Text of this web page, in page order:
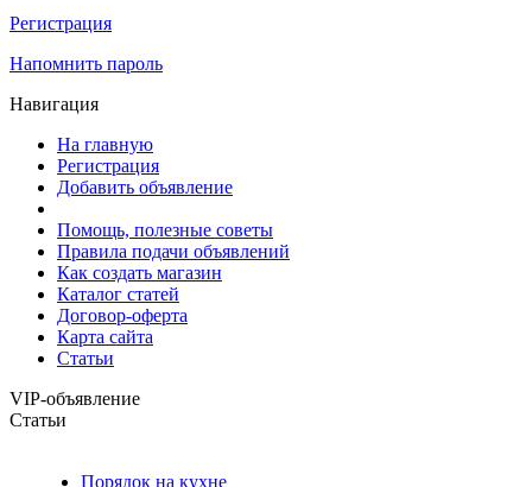
Регистрация
Напомнить пароль
Навигация
На главную
Регистрация
Добавить объявление
Помощь, полезные советы
Правила подачи объявлений
Как создать магазин
Каталог статей
Договор-оферта
Карта сайта
Статьи
VIP-объявление
Статьи
Порядок на кухне